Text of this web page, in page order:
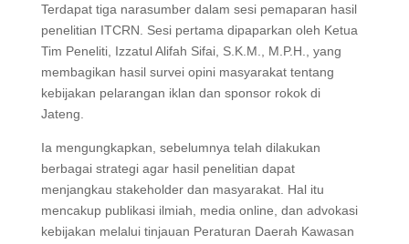
Terdapat tiga narasumber dalam sesi pemaparan hasil
penelitian ITCRN. Sesi pertama dipaparkan oleh Ketua
Tim Peneliti, Izzatul Alifah Sifai, S.K.M., M.P.H., yang
membagikan hasil survei opini masyarakat tentang
kebijakan pelarangan iklan dan sponsor rokok di
Jateng.
Ia mengungkapkan, sebelumnya telah dilakukan
berbagai strategi agar hasil penelitian dapat
menjangkau stakeholder dan masyarakat. Hal itu
mencakup publikasi ilmiah, media online, dan advokasi
kebijakan melalui tinjauan Peraturan Daerah Kawasan